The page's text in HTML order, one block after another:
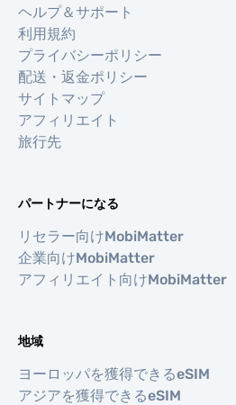
ヘルプ＆サポート
利用規約
プライバシーポリシー
配送・返金ポリシー
サイトマップ
アフィリエイト
旅行先
パートナーになる
リセラー向けMobiMatter
企業向けMobiMatter
アフィリエイト向けMobiMatter
地域
ヨーロッパを獲得できるeSIM
アジアを獲得できるeSIM